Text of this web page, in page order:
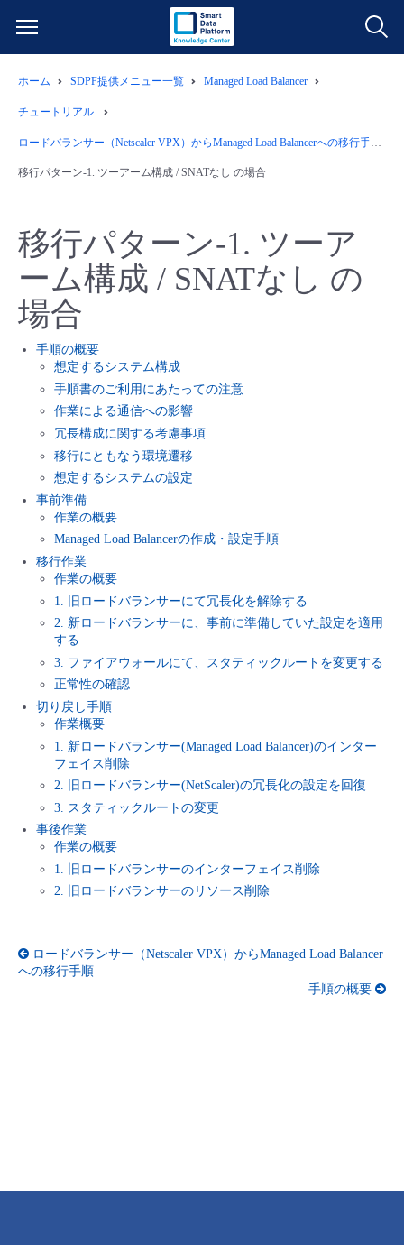
サービス一覧
データ利活用
ネットワーク
IoT
モニタリング/監査
サポート
管理機能
すべてのメニューを見る
よくある質問
クラウド/サーバー
ネットワーク
IoT
モニタリング/監査
サポート
管理機能
すべてのメニューを見る
料金シミュレーター
データ利活用
クラウド/サーバー
ネットワーク
IoT
モニタリング/監査
サポート
すべてのメニューを見る
ご利用開始ガイド
■ 管理機能
- 管理機能
■ セットアップガイド
- 新規お申し込み方法
- 初期設定・確認
- ユーザー機能の管理
- 登録情報の管理
- APIリファレンス
■ 基本構築ガイド
- クラウド / サーバー
- Flexible InterConnect
- Flexible Remote Access
ユースケース
- バックアップ
- セキュリティ・監査
- データと分析
- IoT
- マルチクラウド利用
- リモートワーク
- ITインフラストラクチャー
- その他
故障/メンテナンス情報
サービス稼働状況
故障/メンテナンス履歴
メンテナンス予定
定期メンテナンス
パートナー
協業パートナー
トレーニング/操作動画
脱炭素化
ホーム SDPF提供メニュー一覧 Managed Load Balancer
チュートリアル
移行パターン-1. ツーアーム構成 / SNATなし の場合
移行パターン-1. ツーア
ーム構成 / SNATなし の
場合
手順の概要
想定するシステム構成
手順書のご利用にあたっての注意
作業による通信への影響
冗長構成に関する考慮事項
移行にともなう環境遷移
想定するシステムの設定
事前準備
作業の概要
Managed Load Balancerの作成・設定手順
移行作業
作業の概要
1. 旧ロードバランサーにて冗長化を解除する
2. 新ロードバランサーに、事前に準備していた設定を適用
する
3. ファイアウォールにて、スタティックルートを変更する
正常性の確認
切り戻し手順
作業概要
1. 新ロードバランサー(Managed Load Balancer)のインター
フェイス削除
2. 旧ロードバランサー(NetScaler)の冗長化の設定を回復
3. スタティックルートの変更
事後作業
作業の概要
1. 旧ロードバランサーのインターフェイス削除
2. 旧ロードバランサーのリソース削除
ロードバランサー（Netscaler VPX）からManaged Load Balancer
への移行手順
手順の概要